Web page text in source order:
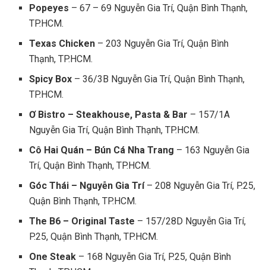
Popeyes – 67 – 69 Nguyễn Gia Trí, Quận Bình Thạnh,
TP.HCM.
Texas Chicken – 203 Nguyễn Gia Trí, Quận Bình
Thạnh, TP.HCM.
Spicy Box – 36/3B Nguyễn Gia Trí, Quận Bình Thạnh,
TP.HCM.
Ơ Bistro – Steakhouse, Pasta & Bar – 157/1A
Nguyễn Gia Trí, Quận Bình Thạnh, TP.HCM.
Cô Hai Quán – Bún Cá Nha Trang – 163 Nguyễn Gia
Trí, Quận Bình Thạnh, TP.HCM.
Góc Thái – Nguyễn Gia Trí– 208 Nguyễn Gia Trí, P.25,
Quận Bình Thạnh, TP.HCM.
The B6 – Original Taste – 157/28D Nguyễn Gia Trí,
P.25, Quận Bình Thạnh, TP.HCM.
One Steak – 168 Nguyễn Gia Trí, P.25, Quận Bình